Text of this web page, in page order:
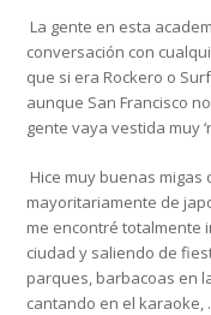
La gente en esta
conversación con
que si era Rockero o
aunque San Francisco
gente vaya vestida muy
Hice muy buenas migas
mayoritariamente de
me encontré totalmente
ciudad y saliendo de
parques, barbacoas en
cantando en el karaoke,